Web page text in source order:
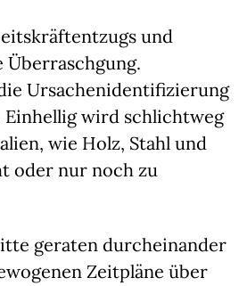
und
Ursachenidentifizierung
wird schlichtweg
wie Holz, Stahl und
oder nur noch zu
geraten durcheinander
Zeitpläne über